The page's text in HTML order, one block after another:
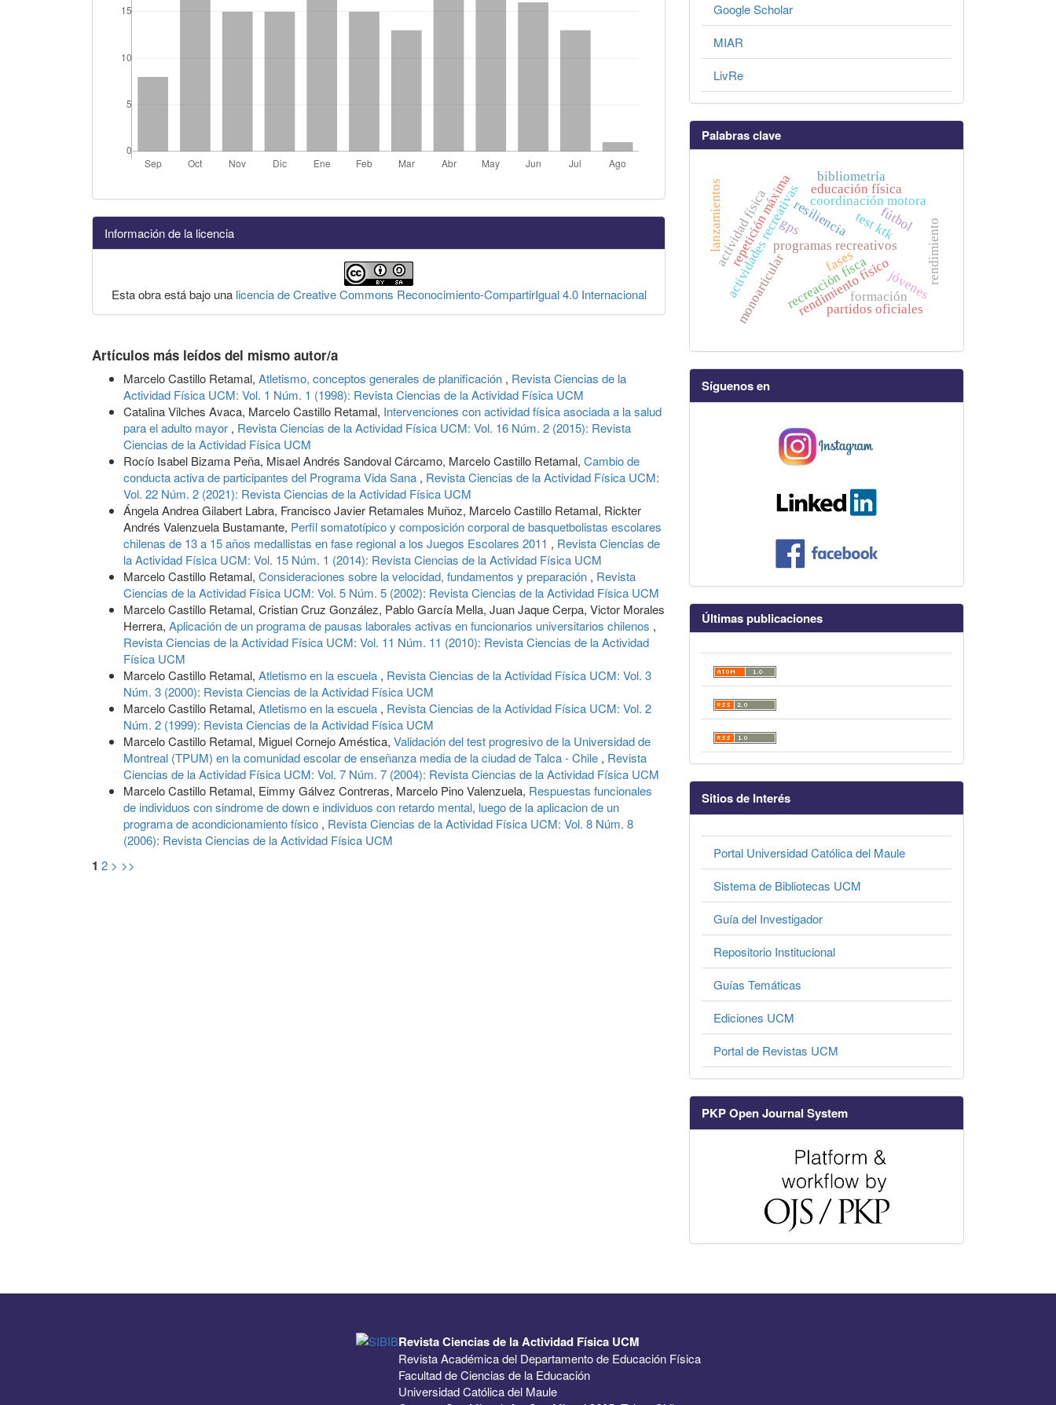
Información de la licencia
Esta obra está bajo una licencia de Creative Commons Reconocimiento-CompartirIgual 4.0 Internacional
Artículos más leídos del mismo autor/a
Marcelo Castillo Retamal, Atletismo, conceptos generales de planificación , Revista Ciencias de la
Actividad Física UCM: Vol. 1 Núm. 1 (1998): Revista Ciencias de la Actividad Física UCM
Catalina Vilches Avaca, Marcelo Castillo Retamal, Intervenciones con actividad física asociada a la salud
para el adulto mayor , Revista Ciencias de la Actividad Física UCM: Vol. 16 Núm. 2 (2015): Revista
Ciencias de la Actividad Física UCM
Rocío Isabel Bizama Peña, Misael Andrés Sandoval Cárcamo, Marcelo Castillo Retamal, Cambio de
conducta activa de participantes del Programa Vida Sana , Revista Ciencias de la Actividad Física UCM:
Vol. 22 Núm. 2 (2021): Revista Ciencias de la Actividad Física UCM
Ángela Andrea Gilabert Labra, Francisco Javier Retamales Muñoz, Marcelo Castillo Retamal, Rickter
Andrés Valenzuela Bustamante, Perfil somatotípico y composición corporal de basquetbolistas escolares
chilenas de 13 a 15 años medallistas en fase regional a los Juegos Escolares 2011 , Revista Ciencias de
la Actividad Física UCM: Vol. 15 Núm. 1 (2014): Revista Ciencias de la Actividad Física UCM
Marcelo Castillo Retamal, Consideraciones sobre la velocidad, fundamentos y preparación , Revista
Ciencias de la Actividad Física UCM: Vol. 5 Núm. 5 (2002): Revista Ciencias de la Actividad Física UCM
Marcelo Castillo Retamal, Cristian Cruz González, Pablo García Mella, Juan Jaque Cerpa, Victor Morales
Herrera, Aplicación de un programa de pausas laborales activas en funcionarios universitarios chilenos ,
Revista Ciencias de la Actividad Física UCM: Vol. 11 Núm. 11 (2010): Revista Ciencias de la Actividad
Física UCM
Marcelo Castillo Retamal, Atletismo en la escuela , Revista Ciencias de la Actividad Física UCM: Vol. 3
Núm. 3 (2000): Revista Ciencias de la Actividad Física UCM
Marcelo Castillo Retamal, Atletismo en la escuela , Revista Ciencias de la Actividad Física UCM: Vol. 2
Núm. 2 (1999): Revista Ciencias de la Actividad Física UCM
Marcelo Castillo Retamal, Miguel Cornejo Améstica, Validación del test progresivo de la Universidad de
Montreal (TPUM) en la comunidad escolar de enseñanza media de la ciudad de Talca - Chile , Revista
Ciencias de la Actividad Física UCM: Vol. 7 Núm. 7 (2004): Revista Ciencias de la Actividad Física UCM
Marcelo Castillo Retamal, Eimmy Gálvez Contreras, Marcelo Pino Valenzuela, Respuestas funcionales
de individuos con sindrome de down e individuos con retardo mental, luego de la aplicacion de un
programa de acondicionamiento físico , Revista Ciencias de la Actividad Física UCM: Vol. 8 Núm. 8
(2006): Revista Ciencias de la Actividad Física UCM
1 2 > >>
Google Scholar
MIAR
LivRe
Palabras clave
actividades recreativasresiliencia
programas recreativos
recreación físca
coordinación motora
test ktk
repetición máxima
monoarticular
educación física
gps
rendimiento físico
partidos oficiales
fútbol
jóvenes
actividad física
lanzamientos
formación
rendimiento
fases
bibliometría
Síguenos en
Últimas publicaciones
Sitios de Interés
Portal Universidad Católica del Maule
Sistema de Bibliotecas UCM
Guía del Investigador
Repositorio Institucional
Guías Temáticas
Ediciones UCM
Portal de Revistas UCM
PKP Open Journal System
Revista Ciencias de la Actividad Física UCM
Revista Académica del Departamento de Educación Física
Facultad de Ciencias de la Educación
Universidad Católica del Maule